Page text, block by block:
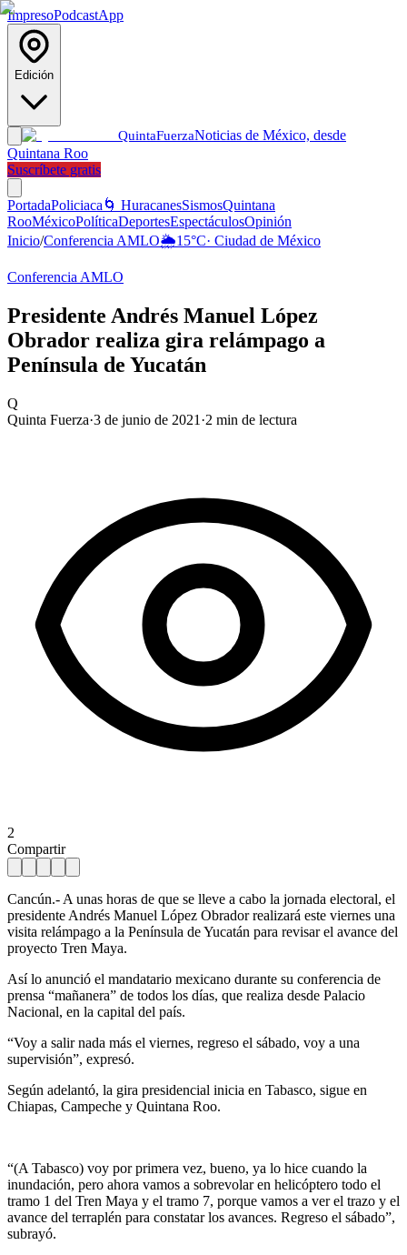
ImpresoPodcastApp
Edición
QuintaFuerzaNoticias de México, desde
Quintana Roo
Suscríbete gratis
PortadaPoliciaca 🌀 HuracanesSismosQuintana
RooMéxicoPolíticaDeportesEspectáculosOpinión
Inicio/Conferencia AMLO🌦️15°C· Ciudad de México
Conferencia AMLO
Presidente Andrés Manuel López
Obrador realiza gira relámpago a
Península de Yucatán
Q
Quinta Fuerza·3 de junio de 2021 ·2 min de lectura
2
Compartir
Cancún.- A unas horas de que se lleve a cabo la jornada electoral, el
presidente Andrés Manuel López Obrador realizará este viernes una
visita relámpago a la Península de Yucatán para revisar el avance del
proyecto Tren Maya.
Así lo anunció el mandatario mexicano durante su conferencia de
prensa “mañanera” de todos los días, que realiza desde Palacio
Nacional, en la capital del país.
“Voy a salir nada más el viernes, regreso el sábado, voy a una
supervisión”, expresó.
Según adelantó, la gira presidencial inicia en Tabasco, sigue en
Chiapas, Campeche y Quintana Roo.
“(A Tabasco) voy por primera vez, bueno, ya lo hice cuando la
inundación, pero ahora vamos a sobrevolar en helicóptero todo el
tramo 1 del Tren Maya y el tramo 7, porque vamos a ver el trazo y el
avance del terraplén para constatar los avances. Regreso el sábado”,
subrayó.